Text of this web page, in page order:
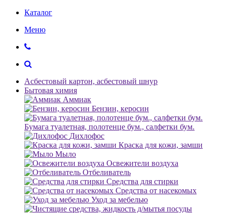
Каталог
Меню
Асбестовый картон, асбестовый шнур
Бытовая химия
Аммиак
Бензин, керосин
Бумага туалетная, полотенце бум., салфетки бум.
Дихлофос
Краска для кожи, замши
Мыло
Освежители воздуха
Отбеливатель
Средства для стирки
Средства от насекомых
Уход за мебелью